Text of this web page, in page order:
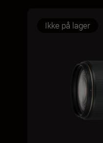
Ikke på lager